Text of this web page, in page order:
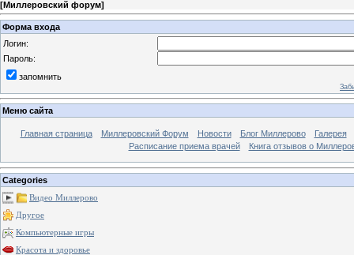
[Миллеровский форум]
Форма входа
Логин:
Пароль:
запомнить
Меню сайта
Главная страница Миллеровский Форум Новости Блог Миллерово
Галерея
Расписание приема врачей
Книга отзывов о
Categories
Видео Миллерово
Другое
Компьютерные игры
Красота и здоровье